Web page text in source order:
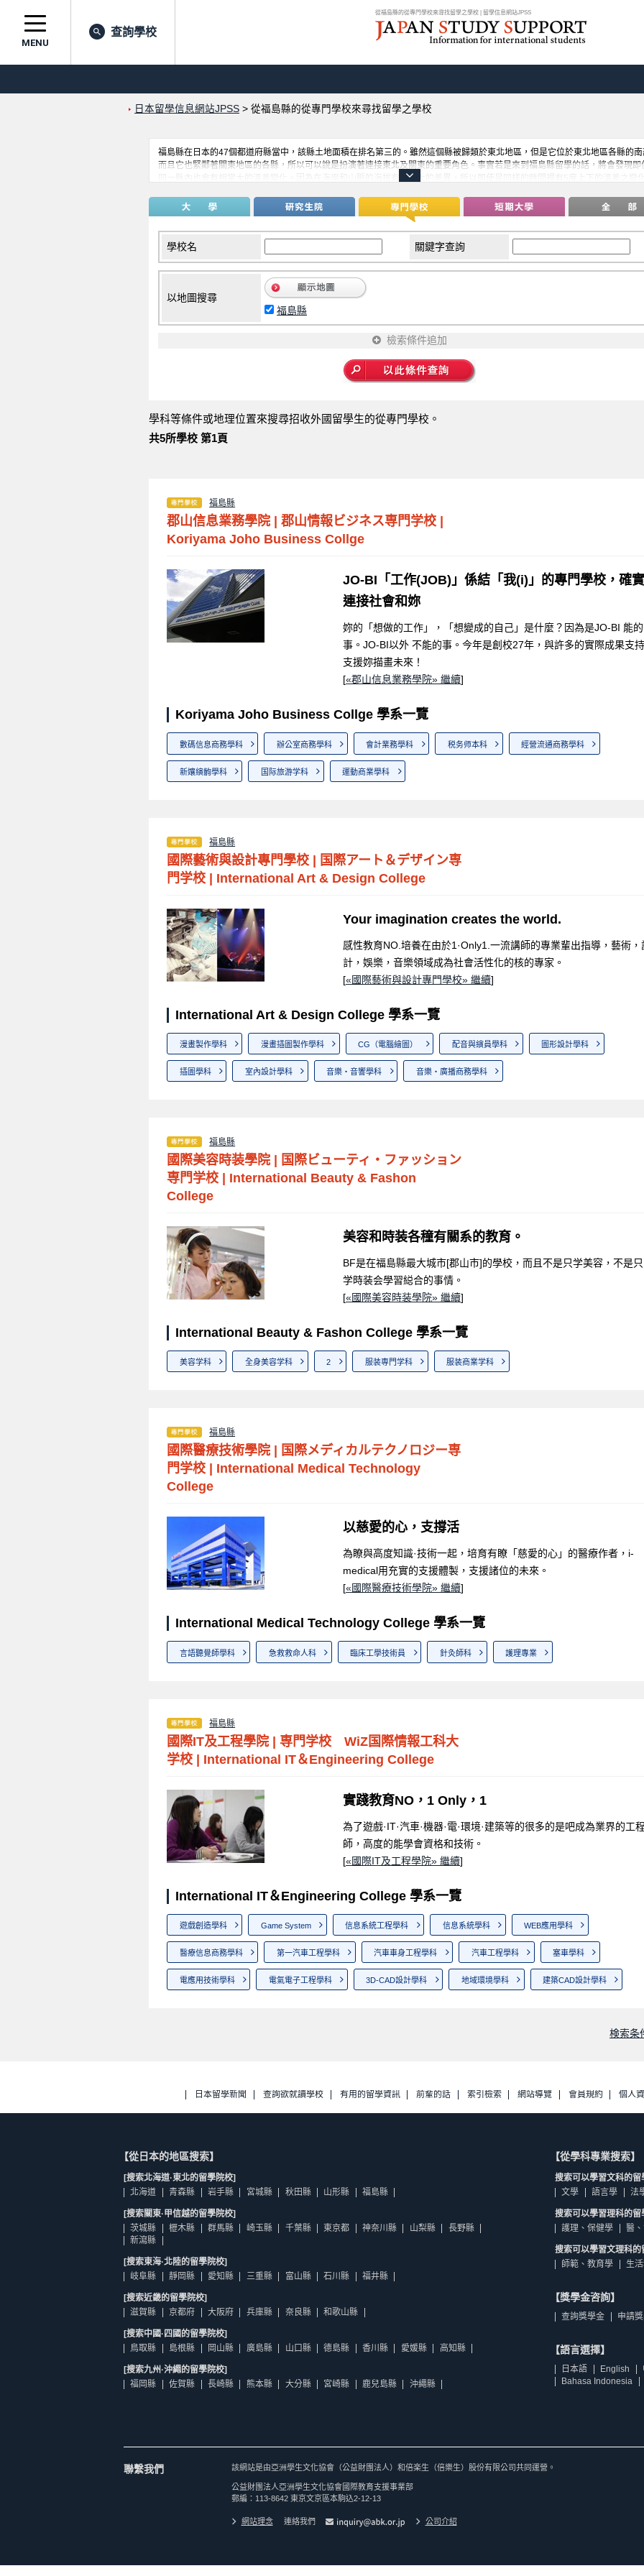
從福島縣的從專門學校來尋找留學之學校 | 留學信息網站JPSS
MENU
查詢學校
日本留學信息網站JPSS > 從福島縣的從專門學校來尋找留學之學校
福島縣在日本的47個都道府縣當中，該縣土地面積在排名第三的。雖然這個縣被歸類於東北地區，但是它位於東北地區各縣的
而且它也緊鄰著關東地區的各縣，所以可以說是扮演著連接東北及關東的重要角色。事實若是來到福島縣留學的話，將會發現即
同一縣內也會有相當大的溫差變化。因為在海岸和山脈的海拔有相當大的差異，所以即使是同樣的時間裡有5度上下的溫差之變
學校名 關鍵字查詢
以地圖搜尋
福島縣
檢索條件追加
學科等條件或地理位置來搜尋招收外國留學生的從專門學校。
共5所學校 第1頁
福島縣
郡山信息業務學院 郡山情報ビジネス専門学校|
Koriyama Joho Business Collge
JO-BI「工作(JOB)」係結「我(i)」的專門學校，確實
連接社會和妳
妳的「想做的工作」，「想變成的自己」是什麼？因為是JO-BI 能的
事。JO-BI以外 不能的事。今年是創校27年，與許多的實際成果支持
支援妳描畫未來！
[«郡山信息業務學院» 繼續]
Koriyama Joho Business Collge 學系一覽
數碼信息商務學科 辦公室商務學科 會計業務學科 税务师本科 經營流通商務學科
新孃縯齣學科 国际旅游学科 運動商業學科
福島縣
國際藝術與設計專門學校 | 国際アート＆デザイン専
門学校 | International Art & Design College
Your imagination creates the world.
感性教育NO.培養在由於1·Only1.一流講師的專業輩出指導，藝術，
計，娛樂，音樂領域成為社會活性化的核的專家。
[«國際藝術與設計專門學校» 繼續]
International Art & Design College 學系一覽
漫畫製作學科 漫畫插圖製作學科 CG（電腦繪圖） 配音與縯員學科 圖形設計學科
插圖學科 室內設計學科 音樂・音響學科 音樂・廣播商務學科
福島縣
國際美容時装學院
国際ビューティ・ファッション
専門学校| International Beauty & Fashon
College
美容和時装各穜有關系的教育。
BF是在福島縣最大城市[郡山市]的學校，而且不是只学美容，不是只
学時装会學習縂合的事情。
[«國際美容時装學院» 繼續]
International Beauty & Fashon College 學系一覽
美容学科 全身美容学科 2 服装専門学科 服装商業学科
福島縣
國際醫療技術學院
国際メディカルテクノロジー専
門学校| International Medical Technology
College
以慈愛的心，支撐活
為瞭與高度知識·技術一起，培育有瞭「慈愛的心」的醫療作者，i-
medical用充實的支援體製，支援諸位的未來。
[«國際醫療技術學院» 繼續]
International Medical Technology College 學系一覽
言語聽覺師學科 急救救命人科 臨床工學技術員 針灸師科 護理專業
福島縣
國際IT及工程學院 | 専門学校 WiZ国際情報工科大
学校 | International IT＆Engineering College
實踐教育NO，1 Only，1
為了遊戲·IT·汽車·機器·電·環境·建築等的很多的是吧成為業界的工
師，高度的能學會資格和技術。
[«國際IT及工程學院» 繼續]
International IT＆Engineering College 學系一覽
遊戲創造學科 Game System 信息系統工程學科 信息系統學科 WEB應用學科
醫療信息商務學科 第一汽車工程學科 汽車車身工程學科 汽車工程學科 塞車學科
電應用技術學科 電氣電子工程學科 3D-CAD設計學科 地域環境學科 建築CAD設計學科
検索条
日本留學新聞 查詢欲就讀學校 有用的留學資訊 前輩的話 索引檢索 網站導覽 會員規約 個人
【從日本的地區搜索】
[搜索北海道·東北的留學院校]
北海道
青森縣 岩手縣 宮城縣 秋田縣 山形縣 福島縣
[搜索關東·甲信越的留學院校]
茨城縣
櫪木縣 群馬縣 崎玉縣 千葉縣 東京都 神奈川縣 山梨縣
長野縣
新瀉縣
[搜索東海·北陸的留學院校]
岐阜縣
靜岡縣 愛知縣 三重縣 富山縣 石川縣 福井縣
[搜索近畿的留學院校]
滋賀縣
京都府 大阪府 兵庫縣 奈良縣 和歌山縣
[搜索中國·四國的留學院校]
鳥取縣
島根縣 岡山縣 廣島縣 山口縣 德島縣 香川縣 愛媛縣 高知縣
[搜索九州·沖繩的留學院校]
福岡縣
佐賀縣 長崎縣 熊本縣 大分縣 宮崎縣 鹿兒島縣 沖繩縣
【從學科專業搜索】
搜索可以學習文科的留
文學
語言學 法
搜索可以學習理科的留
護理、保健學
醫
搜索可以學習文理科的
師範、教育學
生
【獎學金咨詢】
查詢獎學金 申請
【語言選擇】
日本語 English
Bahasa Indonesia
聯繫我們 該網站是由亞洲學生文化協會（公益財團法人）和倍楽生（倍樂生）股份有限公司共同運營。
公益財團法人亞洲學生文化協會國際教育支援事業部
郵編：113-8642 東京文京區本駒込2-12-13
網站理念 連絡我們 公司介紹